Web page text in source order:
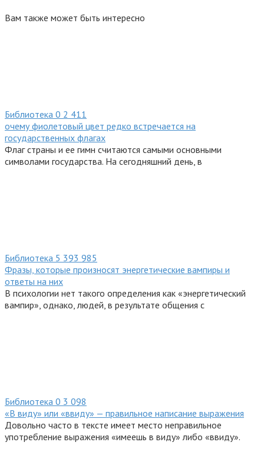
Вам также может быть интересно
Библиотека 0 2 411
очему фиолетовый цвет редко встречается на
государственных флагах
Флаг страны и ее гимн считаются самыми основными
символами государства. На сегодняшний день, в
Библиотека 5 393 985
Фразы, которые произносят энергетические вампиры и
ответы на них
В психологии нет такого определения как «энергетический
вампир», однако, людей, в результате общения с
Библиотека 0 3 098
«В виду» или «ввиду» — правильное написание выражения
Довольно часто в тексте имеет место неправильное
употребление выражения «имеешь в виду» либо «ввиду».